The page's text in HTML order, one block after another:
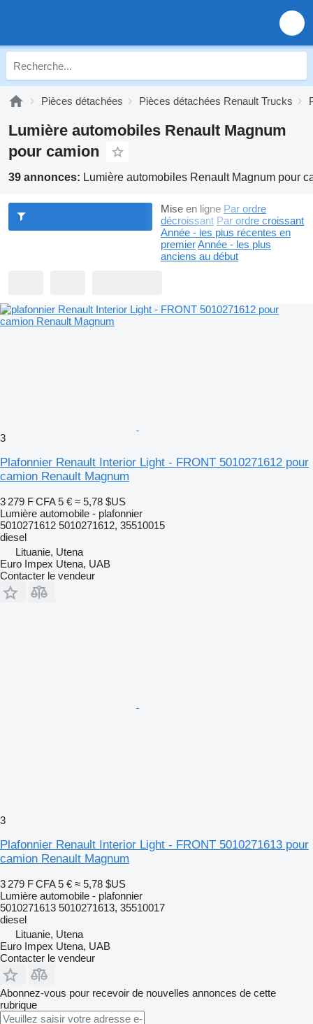
Pièces détachées Pièces détachées Renault Trucks
Lumière automobiles Renault Magnum
pour camion
39 annonces: Lumière automobiles Renault Magnum pour
Mise en ligne Par ordre
décroissant Par ordre croissant
Année - les plus récentes en
premierAnnée - les plus
anciens au début
3
Plafonnier Renault Interior Light - FRONT 5010271612 pour
camion Renault Magnum
3 279 F CFA 5 € ≈ 5,78 $US
Lumière automobile - plafonnier
5010271612 5010271612, 35510015
diesel
Lituanie, Utena
Euro Impex Utena, UAB
Contacter le vendeur
3
Plafonnier Renault Interior Light - FRONT 5010271613 pour
camion Renault Magnum
3 279 F CFA 5 € ≈ 5,78 $US
Lumière automobile - plafonnier
5010271613 5010271613, 35510017
diesel
Lituanie, Utena
Euro Impex Utena, UAB
Contacter le vendeur
Abonnez-vous pour recevoir de nouvelles annonces de cette
rubrique